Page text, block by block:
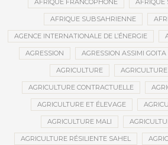
AFRIQUE FRANCOPHONE AFRIQUE
AFRIQUE SUBSAHRIENNE
AGENCE INTERNATIONALE DE L’ÉNERGIE
AGRESSION AGRESSION ASSIMI GOITA
AGRICULTURE
AGRICULTURE CONTRACTUELLE
AGRICULTURE ET ÉLEVAGE
AGRICULTURE MALI
AGRICULTURE RÉSILIENTE SAHEL